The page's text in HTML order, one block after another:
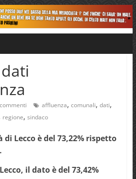
affluenza, comunali, dati,
regione, sindaco
di Lecco è del 73,22% rispetto
il dato è del 73,42%